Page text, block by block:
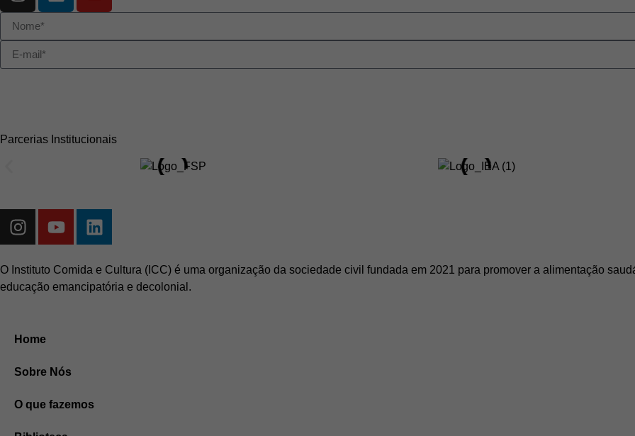
Parcerias Institucionais
O Instituto Comida e Cultura (ICC) é uma organização da sociedade civil fundada em 2021 para promover a alimentação
educação emancipatória e decolonial.
Home
Sobre Nós
O que fazemos